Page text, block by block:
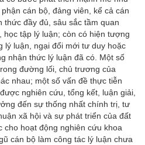
cán bộ, đảng viên, kể cả cán
thức đầy đủ, sâu sắc tầm quan
tập lý luận; còn có hiện tượng
lý luận, ngại đổi mới tư duy hoặc
nhận thức lý luận đã có. Một số
đường lối, chủ trương của
nhau; một số vấn đề thực tiễn
nghiên cứu, tổng kết, luận giải,
đến sự thống nhất chính trị, tư
xã hội và sự phát triển của đất
hoạt động nghiên cứu khoa
cán bộ làm công tác lý luận chưa